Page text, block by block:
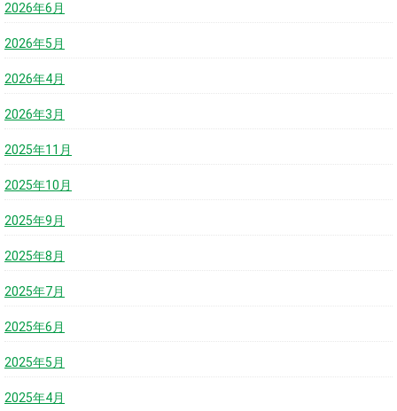
2026年6月
2026年5月
2026年4月
2026年3月
2025年11月
2025年10月
2025年9月
2025年8月
2025年7月
2025年6月
2025年5月
2025年4月